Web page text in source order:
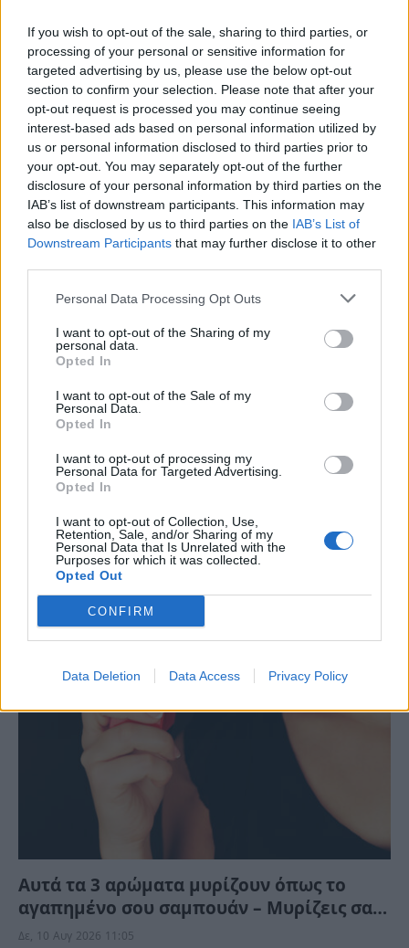
If you wish to opt-out of the sale, sharing to third parties, or
processing of your personal or sensitive information for
targeted advertising by us, please use the below opt-out
section to confirm your selection. Please note that after your
opt-out request is processed you may continue seeing
interest-based ads based on personal information utilized by
us or personal information disclosed to third parties prior to
your opt-out. You may separately opt-out of the further
disclosure of your personal information by third parties on the
IAB’s list of downstream participants. This information may
also be disclosed by us to third parties on the IAB’s List of
Downstream Participants that may further disclose it to other
Personal Data Processing Opt Outs
I want to opt-out of the Sharing of my
personal data.
Opted In
I want to opt-out of the Sale of my
Personal Data.
Opted In
I want to opt-out of processing my
Personal Data for Targeted Advertising.
Opted In
I want to opt-out of Collection, Use,
Retention, Sale, and/or Sharing of my
Personal Data that Is Unrelated with the
Purposes for which it was collected.
Opted Out
CONFIRM
Data Deletion Data Access Privacy Policy
Πάρος τραγωδία σε beach bar:
Προβληματίζει η μαρτυρία του ιδιοκτήτη
– Τι συνέβη με τον πατέρα του 4χρονου,
πριν ένα μήνα;
Δε, 10 Αυγ 2026 11:35
Αυτά τα 3 αρώματα μυρίζουν όπως το
αγαπημένο σου σαμπουάν – Μυρίζεις σαν
να βγήκες τώρα από το μπάνιο
Δε, 10 Αυγ 2026 11:05